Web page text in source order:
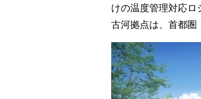
けの温度管理対応
古河拠点は、首都圏